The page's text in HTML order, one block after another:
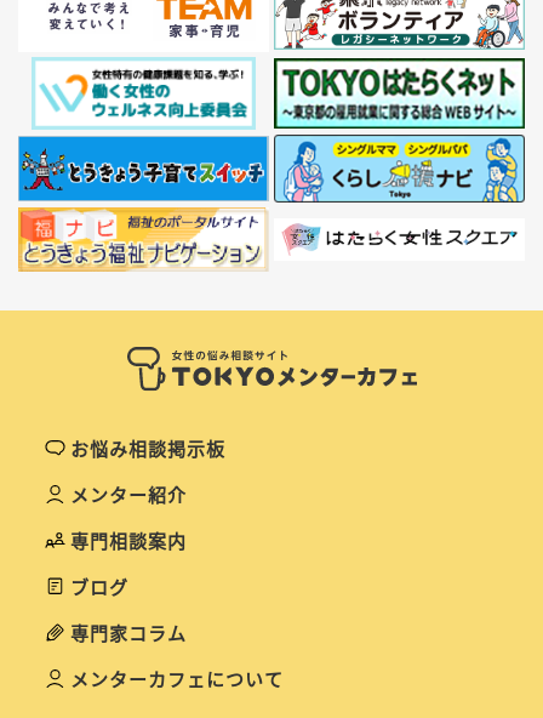
お悩み相談掲示板
メンター紹介
専門相談案内
ブログ
専門家コラム
メンターカフェについて